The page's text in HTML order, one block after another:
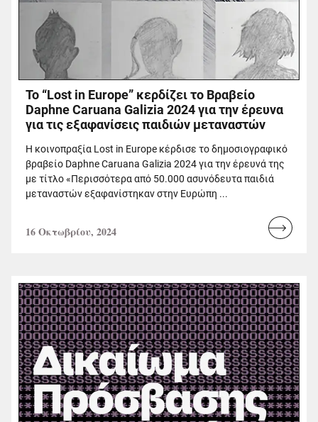
Το “Lost in Europe” κερδίζει το Βραβείο
Daphne Caruana Galizia 2024 για την έρευνα
για τις εξαφανίσεις παιδιών μεταναστών
Η κοινοπραξία Lost in Europe κέρδισε το δημοσιογραφικό
βραβείο Daphne Caruana Galizia 2024 για την έρευνά της
με τίτλο «Περισσότερα από 50.000 ασυνόδευτα παιδιά
μεταναστών εξαφανίστηκαν στην Ευρώπη ...
16 Οκτωβρίου, 2024
Read